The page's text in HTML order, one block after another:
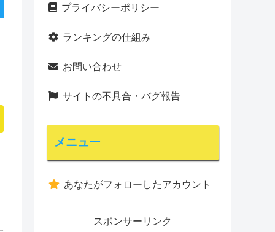
プライバシーポリシー
ランキングの仕組み
お問い合わせ
サイトの不具合・バグ報告
メニュー
あなたがフォローしたアカウント
スポンサーリンク